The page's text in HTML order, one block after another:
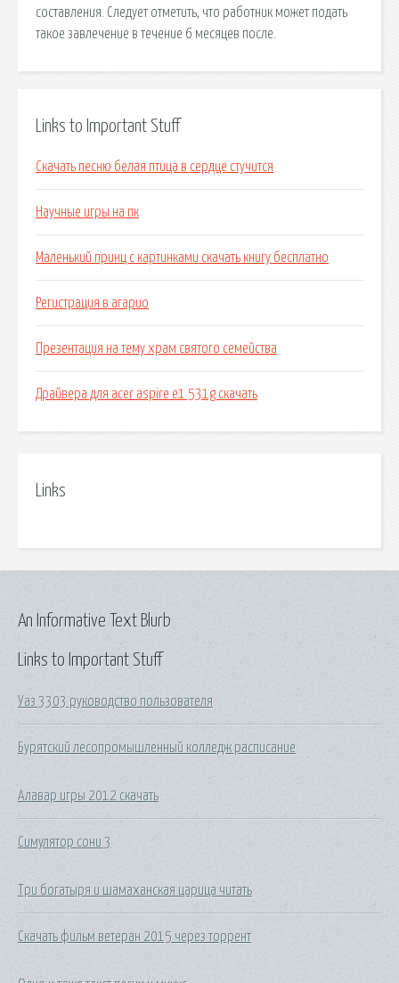
составления. Следует отметить, что работник может подать
такое завлечение в течение 6 месяцев после.
Links to Important Stuff
Скачать песню белая птица в сердце стучится
Научные игры на пк
Маленький принц с картинками скачать книгу бесплатно
Регистрация в агарио
Презентация на тему храм святого семейства
Драйвера для acer aspire e1 531g скачать
Links
Links to Important Stuff
Уаз 3303 руководство пользователя
Бурятский лесопромышленный колледж расписание
Алавар игры 2012 скачать
Симулятор сони 3
Три богатыря и шамаханская царица читать
Скачать фильм ветеран 2015 через торрент
An Informative Text Blurb